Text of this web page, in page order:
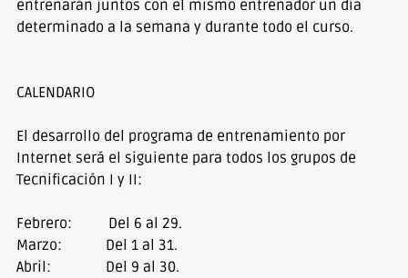
entrenarán juntos con el mismo entrenador un día
determinado a la semana y durante todo el curso.
CALENDARIO
El desarrollo del programa de entrenamiento por
Internet será el siguiente para todos los grupos de
Tecnificación I y II:
Febrero: Del 6 al 29.
Marzo: Del 1 al 31.
Abril: Del 9 al 30.